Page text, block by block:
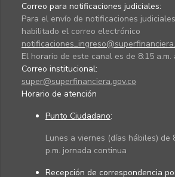
Correo para notificaciones judiciales:
Para el envío de notificaciones
habilitado el correo electrónico
El horario de este canal es de 8:15 a.m.
Correo institucional:
super@superfinanciera.gov.co
Horario de atención
Punto Ciudadano:
Lunes a viernes (días hábiles) de
p.m. jornada continua
Recepción de correspondencia